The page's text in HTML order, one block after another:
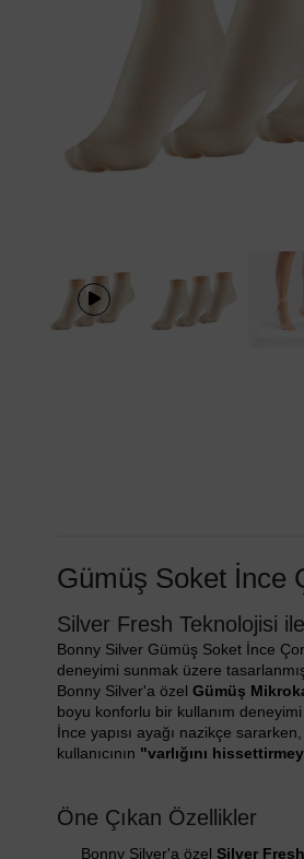
Gümüş Soket İnce
Silver Fresh Teknolojisi
Bonny Silver Gümüş Soket İnce
deneyimi sunmak üzere
Bonny Silver'a özel Gümüş
boyu konforlu bir kullanım
İnce yapısı ayağı nazikçe
kullanıcının "varlığını
Öne Çıkan Özellikler
Bonny Silver'a özel Silver